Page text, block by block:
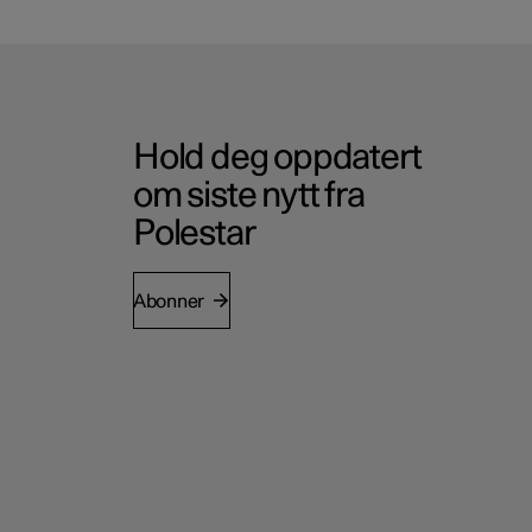
Hold deg oppdatert
om siste nytt fra
Polestar
Abonner